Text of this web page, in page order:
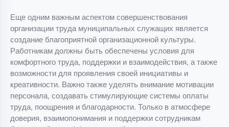
Еще одним важным аспектом совершенствования
организации труда муниципальных служащих является
создание благоприятной организационной культуры.
Работникам должны быть обеспечены условия для
комфортного труда, поддержки и взаимодействия, а также
возможности для проявления своей инициативы и
креативности. Важно также уделять внимание мотивации
персонала, создавать стимулирующие системы оплаты
труда, поощрения и благодарности. Только в атмосфере
доверия, взаимопонимания и поддержки сотрудникам